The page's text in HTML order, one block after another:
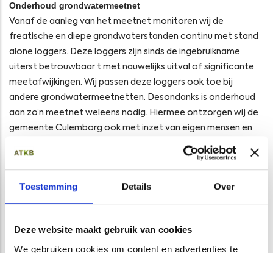
Toestemming Details Over
Deze website maakt gebruik van cookies
We gebruiken cookies om content en advertenties te
Onderhoud grondwatermeetnet
Vanaf de aanleg van het meetnet monitoren wij de
freatische en diepe grondwaterstanden continu met stand
alone loggers. Deze loggers zijn sinds de ingebruikname
uiterst betrouwbaar t met nauwelijks uitval of significante
meetafwijkingen. Wij passen deze loggers ook toe bij
andere grondwatermeetnetten. Desondanks is onderhoud
aan zo’n meetnet weleens nodig. Hiermee ontzorgen wij de
gemeente Culemborg ook met inzet van eigen mensen en
materieel. Het grondwatermeetnet van Culemborg is sinds
2015 door ons gefaseerd uitgebreid en bestaat nu uit 76
Lange meetreeks en statistische mogelijkheden
van meer dan 5 hydrologische jaren. Door de verlenging met